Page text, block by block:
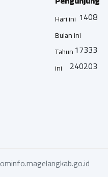
Hari ini 1408
Bulan ini
17333
Tahun
ini
240203